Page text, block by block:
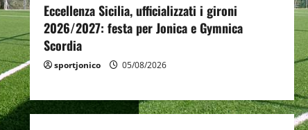
Eccellenza Sicilia, ufficializzati i gironi
2026/2027: festa per Jonica e Gymnica
Scordia
sportjonico 05/08/2026